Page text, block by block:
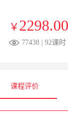
￥ 2298.00
77438 | 92课时
课程评价